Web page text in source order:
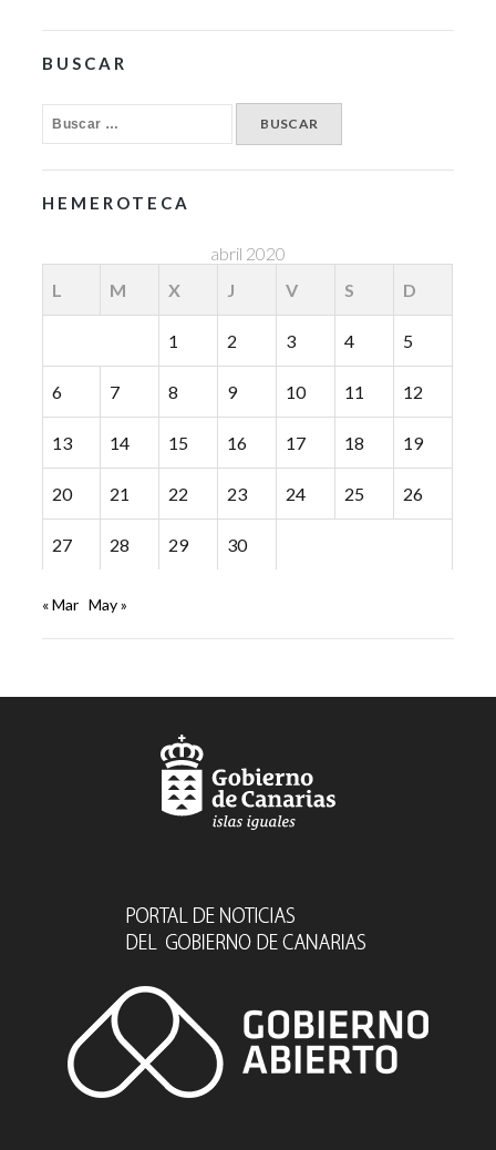
BUSCAR
HEMEROTECA
abril 2020
L
M X J V S D
1 2 3 4 5
6 7 8 9 10 11 12
13 14 15 16 17 18 19
20 21 22 23 24 25 26
27 28 29 30
« Mar May »